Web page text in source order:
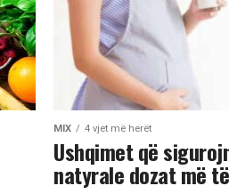
MIX 4 vjet më herët
Ushqimet që
natyrale dozat më